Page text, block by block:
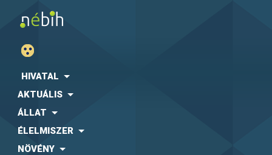
HIVATAL
AKTUÁLIS
ÁLLAT
ÉLELMISZER
NÖVÉNY